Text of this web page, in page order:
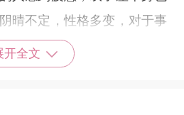
晴不定，性格多变，对于事
懂得如何把握，所以双子座
的原因的。也许双子座只有
之后，感情的路才能够走的
开全文